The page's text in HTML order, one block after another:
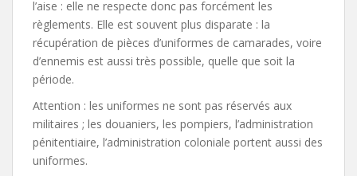
l’aise : elle ne respecte donc pas forcément les
règlements. Elle est souvent plus disparate : la
récupération de pièces d’uniformes de camarades, voire
d’ennemis est aussi très possible, quelle que soit la
période.
Attention : les uniformes ne sont pas réservés aux
militaires ; les douaniers, les pompiers, l’administration
pénitentiaire, l’administration coloniale portent aussi des
uniformes.